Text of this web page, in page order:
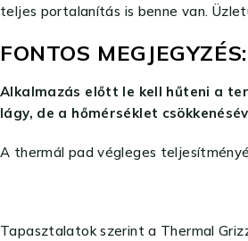
teljes portalanítás is benne van.
FONTOS MEGJEGYZÉS:
Alkalmazás előtt le kell hűteni a
lágy, de a hőmérséklet
A thermál pad végleges
Tapasztalatok szerint a Thermal